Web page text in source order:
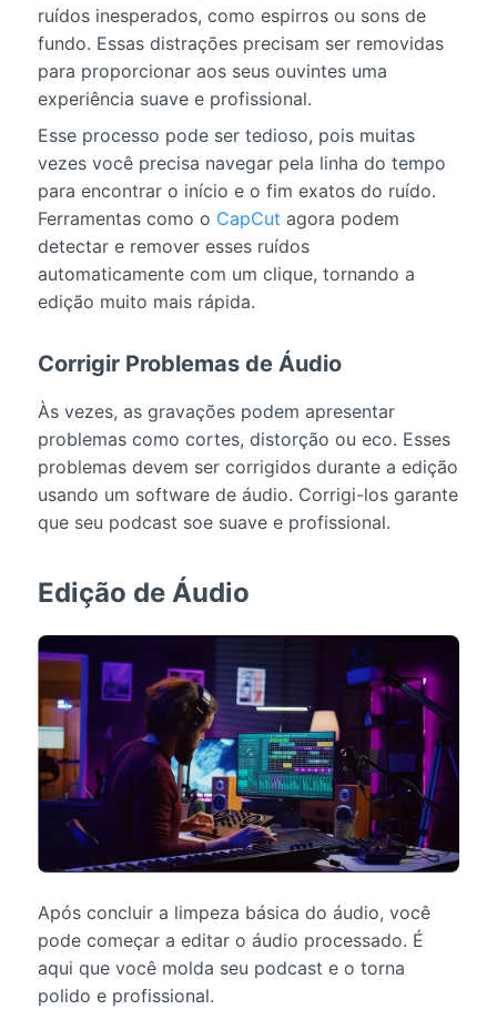
ruídos inesperados, como espirros ou sons de
fundo. Essas distrações precisam ser removidas
para proporcionar aos seus ouvintes uma
experiência suave e profissional.
Esse processo pode ser tedioso, pois muitas
vezes você precisa navegar pela linha do tempo
para encontrar o início e o fim exatos do ruído.
Ferramentas como o CapCut agora podem
detectar e remover esses ruídos
automaticamente com um clique, tornando a
edição muito mais rápida.
Corrigir Problemas de Áudio
Às vezes, as gravações podem apresentar
problemas como cortes, distorção ou eco. Esses
problemas devem ser corrigidos durante a edição
usando um software de áudio. Corrigi-los garante
que seu podcast soe suave e profissional.
Edição de Áudio
Após concluir a limpeza básica do áudio, você
pode começar a editar o áudio processado. É
aqui que você molda seu podcast e o torna
polido e profissional.